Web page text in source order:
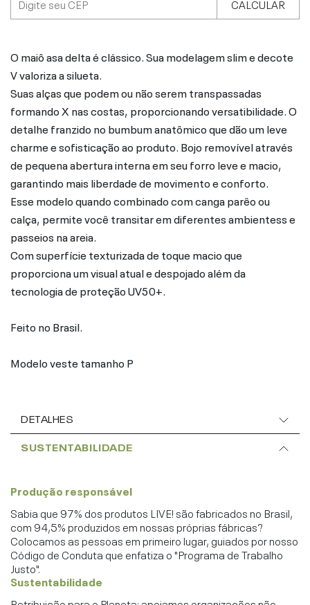
O maiô asa delta é clássico. Sua modelagem slim e decote
V valoriza a silueta.
Suas alças que podem ou não serem transpassadas
formando X nas costas, proporcionando versatibilidade. O
detalhe franzido no bumbum anatômico que dão um leve
charme e sofisticação ao produto. Bojo removível através
de pequena abertura interna em seu forro leve e macio,
garantindo mais liberdade de movimento e conforto.
Esse modelo quando combinado com canga parêo ou
calça, permite você transitar em diferentes ambientess e
passeios na areia.
Com superfície texturizada de toque macio que
proporciona um visual atual e despojado além da
tecnologia de proteção UV50+.
Feito no Brasil.
Modelo veste tamanho P
DETALHES
SUSTENTABILIDADE
Produção responsável
Sabia que 97% dos produtos LIVE! são fabricados no Brasil,
com 94,5% produzidos em nossas próprias fábricas?
Colocamos as pessoas em primeiro lugar, guiados por nosso
Código de Conduta que enfatiza o "Programa de Trabalho
Justo".
Sustentabilidade